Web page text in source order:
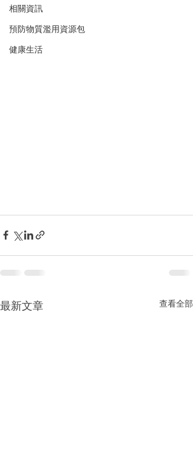
相關資訊
預防物質濫用資源包
健康生活
最新文章 查看全部